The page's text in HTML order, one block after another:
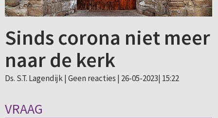
Sinds corona niet meer
naar de kerk
Ds. S.T. Lagendijk | Geen reacties | 26-05-2023| 15:22
VRAAG